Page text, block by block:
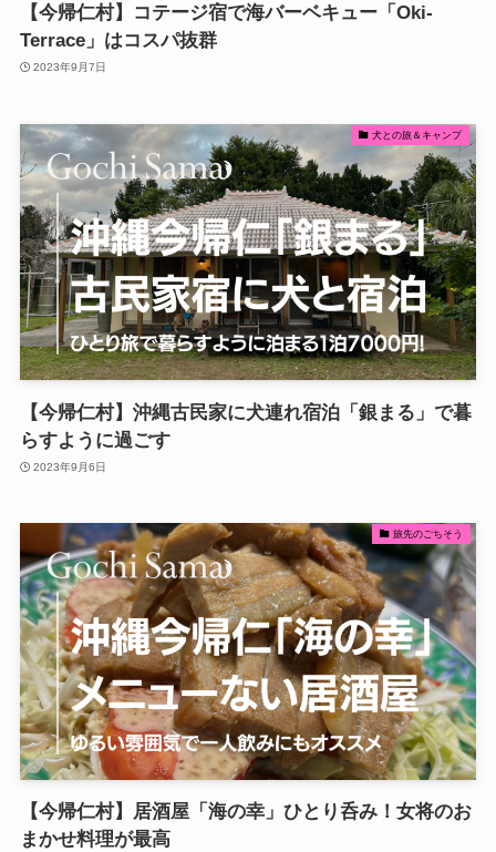
【今帰仁村】コテージ宿で海バーベキュー「Oki-
Terrace」はコスパ抜群
2023年9月7日
犬との旅＆キャンプ
【今帰仁村】沖縄古民家に犬連れ宿泊「銀まる」で暮
らすように過ごす
2023年9月6日
旅先のごちそう
【今帰仁村】居酒屋「海の幸」ひとり呑み！女将のお
まかせ料理が最高